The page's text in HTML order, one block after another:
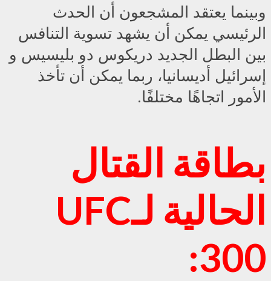
وبينما يعتقد المشجعون أن الحدث
الرئيسي يمكن أن يشهد تسوية التنافس
بين البطل الجديد دريكوس دو بليسيس و
إسرائيل أديسانيا، ربما يمكن أن تأخذ
الأمور اتجاهًا مختلفًا.
بطاقة القتال
الحالية لـUFC
300: